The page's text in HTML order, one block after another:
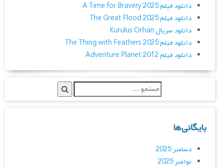
دانلود فیلم A Time for Bravery 2025
دانلود فیلم The Great Flood 2025
دانلود سریال Kurulus Orhan
دانلود فیلم The Thing with Feathers 2025
دانلود فیلم Adventure Planet 2012
بایگانی‌ها
دسامبر 2025
نوامبر 2025